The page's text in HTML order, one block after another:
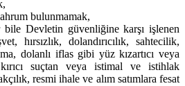
bulunmamak,
bile Devletin güvenliğine karşı işlenen
hırsızlık, dolandırıcılık, sahtecilik,
dolanlı iflas gibi yüz kızartıcı veya
suçtan veya istimal ve istihlak
resmi ihale ve alım satımlara fesat